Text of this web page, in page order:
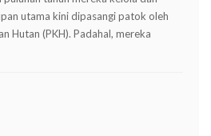
utama kini dipasangi patok oleh
Hutan (PKH). Padahal, mereka